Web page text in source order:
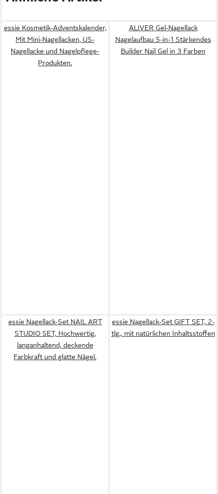
essie Kosmetik-Adventskalender,
Mit Mini-Nagellacken, US-
Nagellacke und Nagelpflege-
Produkten.
ALIVER Gel-Nagellack
Nagelaufbau 5-in-1 Stärkendes
Builder Nail Gel in 3 Farben
essie Nagellack-Set NAIL ART
STUDIO SET, Hochwertig,
langanhaltend, deckende
Farbkraft und glatte Nägel.
essie Nagellack-Set GIFT SET, 2-
tlg., mit natürlichen Inhaltsstoffen